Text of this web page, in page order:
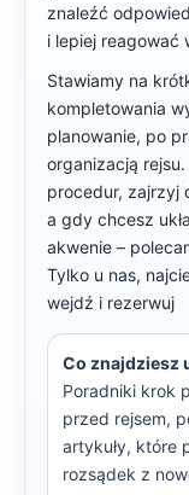
znaleźć
i lepiej reagować
Stawiamy na
kompletowania
planowanie, po
organizacją
procedur, zajrzyj
a gdy chcesz
akwenie –
Tylko u nas,
wejdź i rezerwuj
Co znajdziesz
Poradniki krok
przed rejsem,
artykuły, które
rozsądek z